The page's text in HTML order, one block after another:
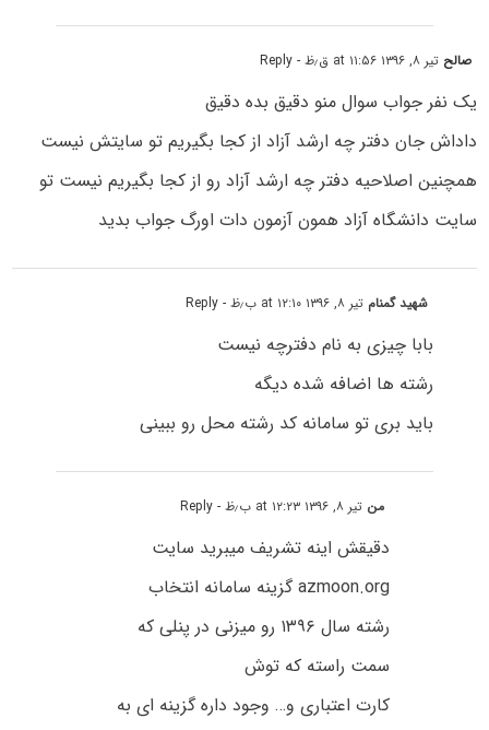
صالح تیر ۸, ۱۳۹۶ at ۱۱:۵۶ ق٫ظ - Reply
یک نفر جواب سوال منو دقیق بده دقیق
داداش جان دفتر چه ارشد آزاد از کجا بگیریم تو سایتش نیست
همچنین اصلاحیه دفتر چه ارشد آزاد رو از کجا بگیریم نیست تو
سایت دانشگاه آزاد همون آزمون دات اورگ جواب بدید
شهید گمنام تیر ۸, ۱۳۹۶ at ۱۲:۱۰ ب٫ظ - Reply
بابا چیزی به نام دفترچه نیست
رشته ها اضافه شده دیگه
باید بری تو سامانه کد رشته محل رو ببینی
من تیر ۸, ۱۳۹۶ at ۱۲:۲۳ ب٫ظ - Reply
دقیقش اینه تشریف میبرید سایت
azmoon.org گزینه سامانه انتخاب
رشته سال ۱۳۹۶ رو میزنی در پنلی که
سمت راسته که توش
کارت اعتباری و… وجود داره گزینه ای به